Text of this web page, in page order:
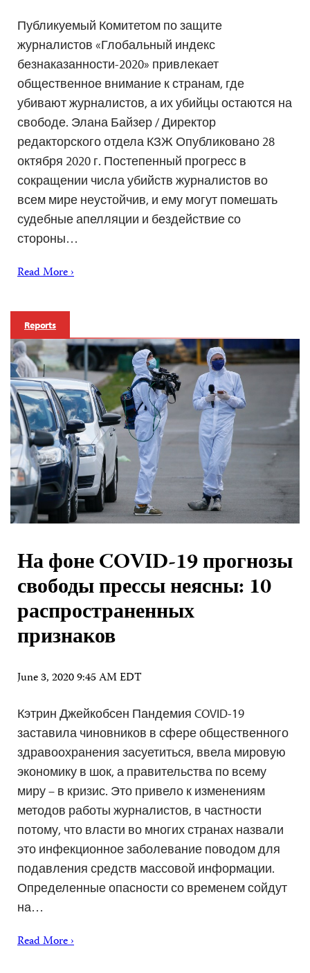
Публикуемый Комитетом по защите
журналистов «Глобальный индекс
безнаказанности-2020» привлекает
общественное внимание к странам, где
убивают журналистов, а их убийцы остаются на
свободе. Элана Байзер / Директор
редакторского отдела КЗЖ Опубликовано 28
октября 2020 г. Постепенный прогресс в
сокращении числа убийств журналистов во
всем мире неустойчив, и ему могут помешать
судебные апелляции и бездействие со
стороны…
Read More ›
Reports
На фоне COVID-19 прогнозы
свободы прессы неясны: 10
распространенных
признаков
June 3, 2020 9:45 AM EDT
Кэтрин Джейкобсен Пандемия COVID-19
заставила чиновников в сфере общественного
здравоохранения засуетиться, ввела мировую
экономику в шок, а правительства по всему
миру – в кризис. Это привело к изменениям
методов работы журналистов, в частности
потому, что власти во многих странах назвали
это инфекционное заболевание поводом для
подавления средств массовой информации.
Определенные опасности со временем сойдут
на…
Read More ›